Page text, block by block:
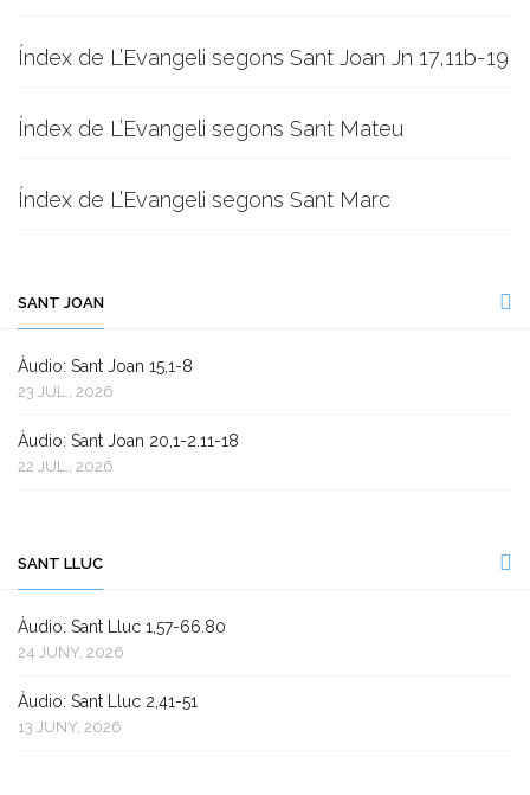
Índex de L’Evangeli segons Sant Joan Jn 17,11b-19
Índex de L’Evangeli segons Sant Mateu
Índex de L’Evangeli segons Sant Marc
SANT JOAN
Àudio: Sant Joan 15,1-8
23 JUL., 2026
Àudio: Sant Joan 20,1-2.11-18
22 JUL., 2026
SANT LLUC
Àudio: Sant Lluc 1,57-66.80
24 JUNY, 2026
Àudio: Sant Lluc 2,41-51
13 JUNY, 2026